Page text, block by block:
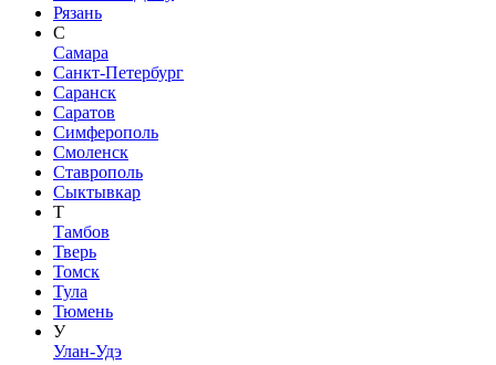
Рязань
С
Самара
Санкт-Петербург
Саранск
Саратов
Симферополь
Смоленск
Ставрополь
Сыктывкар
Т
Тамбов
Тверь
Томск
Тула
Тюмень
У
Улан-Удэ